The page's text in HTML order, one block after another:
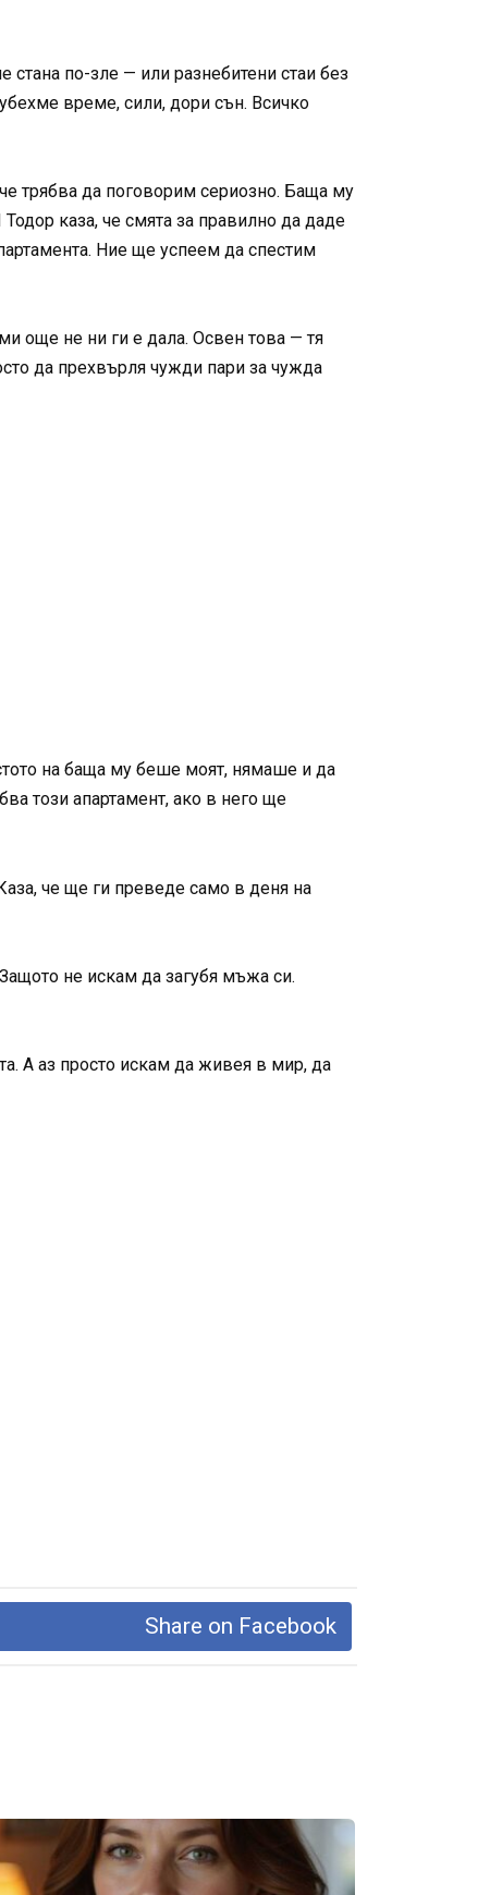
по-зле — или разнебитени стаи без
време, сили, дори сън. Всичко
трябва да поговорим сериозно. Баща му
каза, че смята за правилно да даде
Ние ще успеем да спестим
още не ни ги е дала. Освен това — тя
да прехвърля чужди пари за чужда
на баща му беше моят, нямаше и да
този апартамент, ако в него ще
че ще ги преведе само в деня на
не искам да загубя мъжа си.
А аз просто искам да живея в мир, да
Share on Facebook